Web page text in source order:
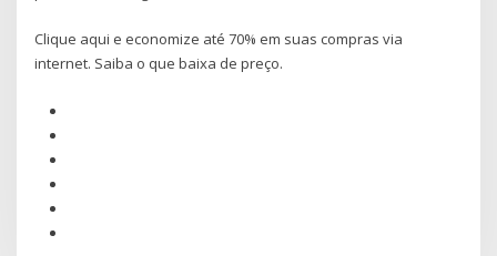
Clique aqui e economize até 70% em suas compras via
internet. Saiba o que baixa de preço.